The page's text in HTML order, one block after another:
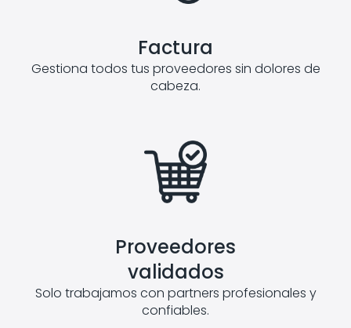
Factura
Gestiona todos tus proveedores sin dolores de
cabeza.
Proveedores
validados
Solo trabajamos con partners profesionales y
confiables.